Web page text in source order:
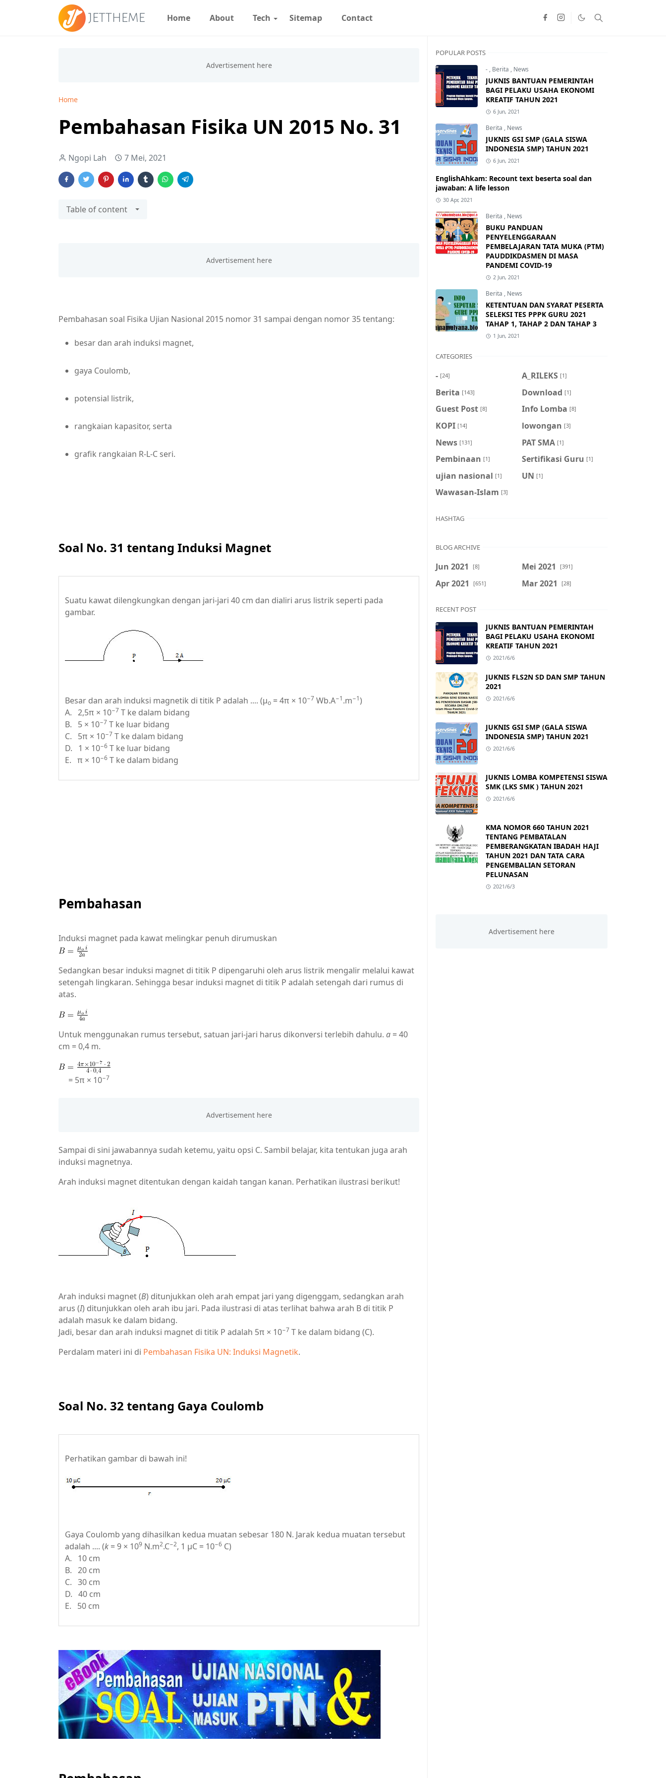
Home About Tech Sitemap Contact
Home
Pembahasan Fisika UN 2015 No. 31
Ngopi Lah 7 Mei, 2021
Table of content
Pembahasan soal Fisika Ujian Nasional 2015 nomor 31 sampai dengan nomor 35 tentang:
besar dan arah induksi magnet,
gaya Coulomb,
potensial listrik,
rangkaian kapasitor, serta
grafik rangkaian R-L-C seri.
Soal No. 31 tentang Induksi Magnet
Suatu kawat dilengkungkan dengan jari-jari 40 cm dan dialiri arus listrik seperti pada
gambar.
Besar dan arah induksi magnetik di titik P adalah .... (μo = 4π × 10−7 Wb.A−1.m−1)
A. 2,5π × 10−7 T ke dalam bidang
B. 5 × 10−7 T ke luar bidang
C. 5π × 10−7 T ke dalam bidang
D. 1 × 10−6 T ke luar bidang
E. π × 10−6 T ke dalam bidang
Pembahasan
Induksi magnet pada kawat melingkar penuh dirumuskan
Sedangkan besar induksi magnet di titik P dipengaruhi oleh arus listrik mengalir melalui kawat
setengah lingkaran. Sehingga besar induksi magnet di titik P adalah setengah dari rumus di
atas.
Untuk menggunakan rumus tersebut, satuan jari-jari harus dikonversi terlebih dahulu. a = 40
cm = 0,4 m.
= 5π × 10−7
Sampai di sini jawabannya sudah ketemu, yaitu opsi C. Sambil belajar, kita tentukan juga arah
induksi magnetnya.
Arah induksi magnet ditentukan dengan kaidah tangan kanan. Perhatikan ilustrasi berikut!
Arah induksi magnet (B) ditunjukkan oleh arah empat jari yang digenggam, sedangkan arah
arus (I) ditunjukkan oleh arah ibu jari. Pada ilustrasi di atas terlihat bahwa arah B di titik P
adalah masuk ke dalam bidang.
Jadi, besar dan arah induksi magnet di titik P adalah 5π × 10−7 T ke dalam bidang (C).
Perdalam materi ini di Pembahasan Fisika UN: Induksi Magnetik.
Soal No. 32 tentang Gaya Coulomb
Perhatikan gambar di bawah ini!
Gaya Coulomb yang dihasilkan kedua muatan sebesar 180 N. Jarak kedua muatan tersebut
adalah .... (k = 9 × 109 N.m2.C−2, 1 µC = 10−6 C)
A. 10 cm
B. 20 cm
C. 30 cm
D. 40 cm
E. 50 cm
POPULAR POSTS
- , Berita , News
JUKNIS BANTUAN PEMERINTAH
BAGI PELAKU USAHA EKONOMI
KREATIF TAHUN 2021
6 Jun, 2021
Berita , News
JUKNIS GSI SMP (GALA SISWA
INDONESIA SMP) TAHUN 2021
6 Jun, 2021
EnglishAhkam: Recount text beserta soal dan
jawaban: A life lesson
30 Apr, 2021
Berita , News
BUKU PANDUAN
PENYELENGGARAAN
PEMBELAJARAN TATA MUKA (PTM)
PAUDDIKDASMEN DI MASA
PANDEMI COVID-19
2 Jun, 2021
Berita , News
KETENTUAN DAN SYARAT PESERTA
SELEKSI TES PPPK GURU 2021
TAHAP 1, TAHAP 2 DAN TAHAP 3
1 Jun, 2021
CATEGORIES
- [24] A_RILEKS [1]
Berita [143] Download [1]
Guest Post [8] Info Lomba [8]
KOPI [14] lowongan [3]
News [131] PAT SMA [1]
Pembinaan [1] Sertifikasi Guru [1]
ujian nasional [1] UN [1]
Wawasan-Islam [3]
HASHTAG
BLOG ARCHIVE
Jun 2021 [8] Mei 2021 [391]
Apr 2021 [651] Mar 2021 [28]
RECENT POST
JUKNIS BANTUAN PEMERINTAH
BAGI PELAKU USAHA EKONOMI
KREATIF TAHUN 2021
2021/6/6
JUKNIS FLS2N SD DAN SMP TAHUN
2021
2021/6/6
JUKNIS GSI SMP (GALA SISWA
INDONESIA SMP) TAHUN 2021
2021/6/6
JUKNIS LOMBA KOMPETENSI SISWA
SMK (LKS SMK ) TAHUN 2021
2021/6/6
KMA NOMOR 660 TAHUN 2021
TENTANG PEMBATALAN
PEMBERANGKATAN IBADAH HAJI
TAHUN 2021 DAN TATA CARA
PENGEMBALIAN SETORAN
PELUNASAN
2021/6/3